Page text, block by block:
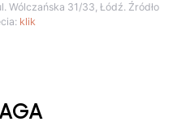
Wólczańska 31/33, Łódź. Źródło
klik